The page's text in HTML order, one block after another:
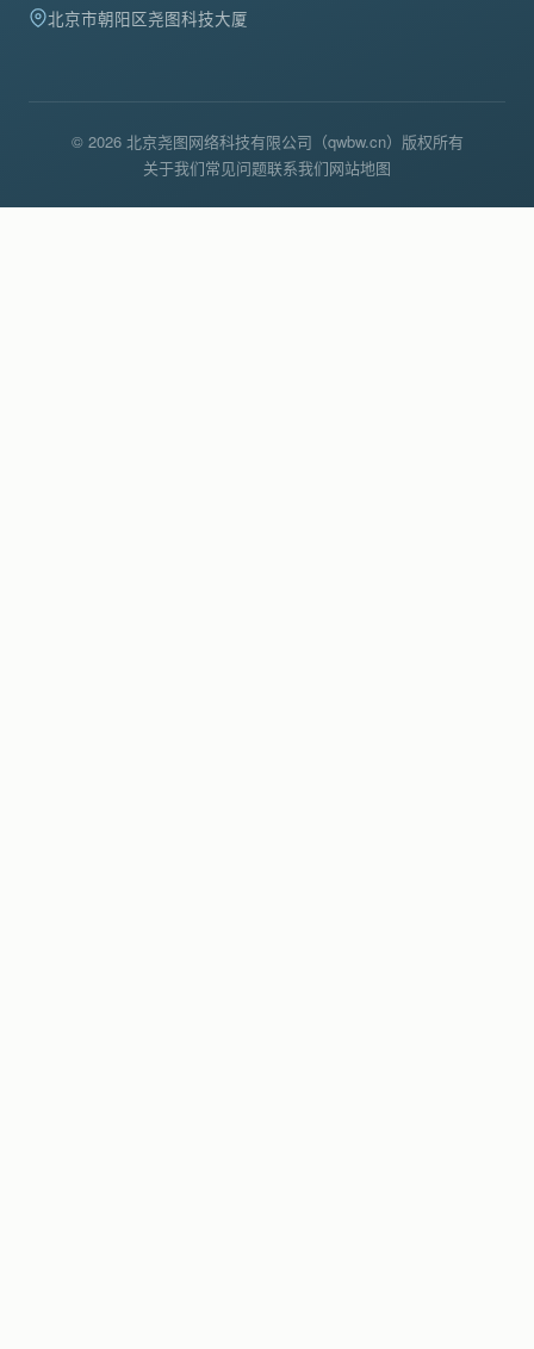
北京市朝阳区尧图科技大厦
© 2026 北京尧图网络科技有限公司（qwbw.cn）版权所有
关于我们常见问题联系我们网站地图